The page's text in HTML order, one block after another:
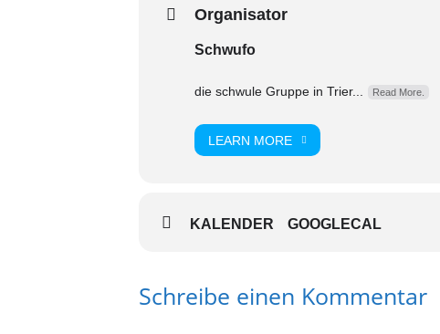
Organisator
Schwufo
die schwule Gruppe in Trier... Read More.
LEARN MORE
KALENDER GOOGLECAL
Schreibe einen Kommentar